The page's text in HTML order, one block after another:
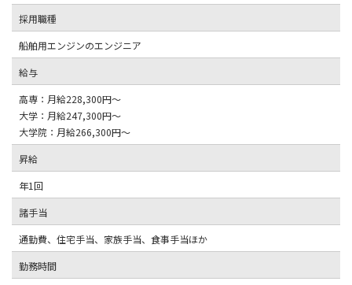
採用職種
船舶用エンジンのエンジニア
給与
高専：月給228,300円～
大学：月給247,300円～
大学院：月給266,300円～
昇給
年1回
諸手当
通勤費、住宅手当、家族手当、食事手当ほか
勤務時間